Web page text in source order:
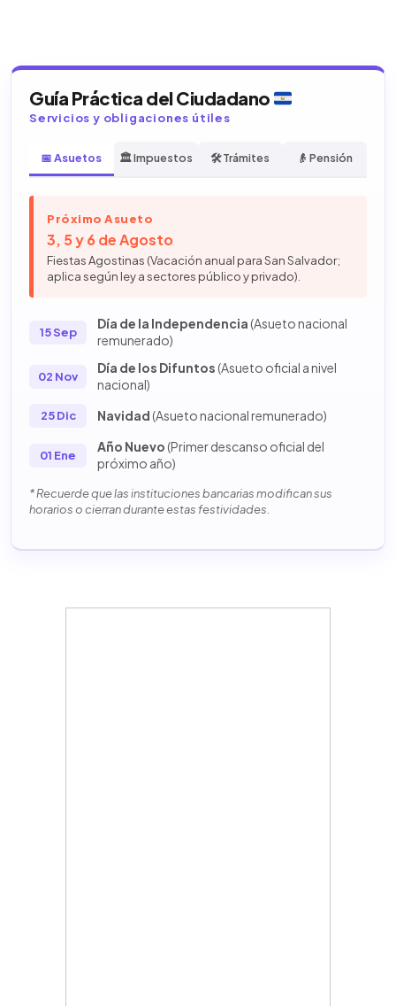
Guía Práctica del Ciudadano
Servicios y obligaciones útiles
📅 Asuetos 🏛️ Impuestos 🛠️ Trámites 👴 Pensión
Próximo Asueto
3, 5 y 6 de Agosto
Fiestas Agostinas (Vacación anual para San Salvador;
aplica según ley a sectores público y privado).
15 Sep
Día de la Independencia(Asueto nacional
remunerado)
02 Nov
Día de los Difuntos(Asueto oficial a nivel
nacional)
25 Dic Navidad(Asueto nacional remunerado)
01 Ene
Año Nuevo(Primer descanso oficial del
próximo año)
* Recuerde que las instituciones bancarias modifican sus
horarios o cierran durante estas festividades.